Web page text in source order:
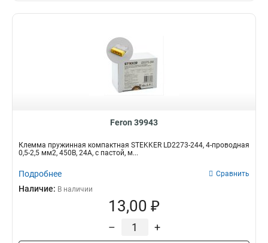
Feron 39943
Клемма пружинная компактная STEKKER LD2273-244, 4-проводная
0,5-2,5 мм2, 450В, 24A, с пастой, м...
Подробнее Сравнить
Наличие: В наличии
13,00 ₽
– +